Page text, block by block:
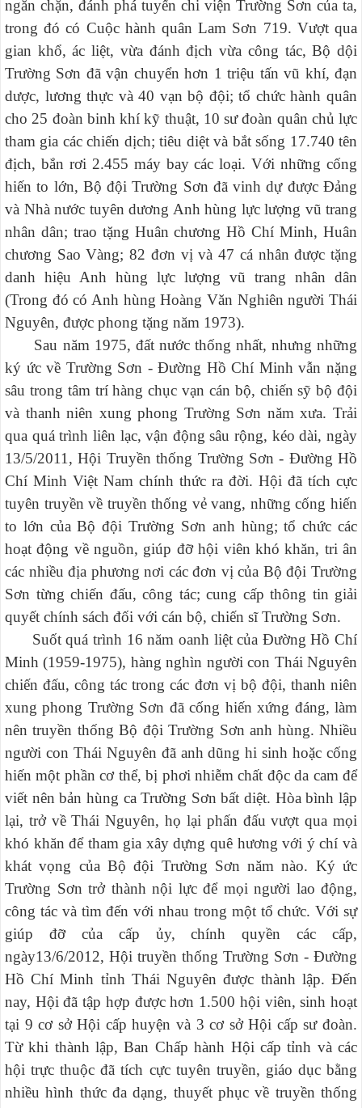
ngăn chặn, đánh phá tuyến chi viện Trường Sơn của ta,
trong đó có Cuộc hành quân Lam Sơn 719. Vượt qua
gian khổ, ác liệt, vừa đánh địch vừa công tác, Bộ dội
Trường Sơn đã vận chuyển hơn 1 triệu tấn vũ khí, đạn
dược, lương thực và 40 vạn bộ đội; tổ chức hành quân
cho 25 đoàn binh khí kỹ thuật, 10 sư đoàn quân chủ lực
tham gia các chiến dịch; tiêu diệt và bắt sống 17.740 tên
địch, bắn rơi 2.455 máy bay các loại. Với những cống
hiến to lớn, Bộ đội Trường Sơn đã vinh dự được Đảng
và Nhà nước tuyên dương Anh hùng lực lượng vũ trang
nhân dân; trao tặng Huân chương Hồ Chí Minh, Huân
chương Sao Vàng; 82 đơn vị và 47 cá nhân được tặng
danh hiệu Anh hùng lực lượng vũ trang nhân dân
(Trong đó có Anh hùng Hoàng Văn Nghiên người Thái
Nguyên, được phong tặng năm 1973).
Sau năm 1975, đất nước thống nhất, nhưng những
ký ức về Trường Sơn - Đường Hồ Chí Minh vẫn nặng
sâu trong tâm trí hàng chục vạn cán bộ, chiến sỹ bộ đội
và thanh niên xung phong Trường Sơn năm xưa. Trải
qua quá trình liên lạc, vận động sâu rộng, kéo dài, ngày
13/5/2011, Hội Truyền thống Trường Sơn - Đường Hồ
Chí Minh Việt Nam chính thức ra đời. Hội đã tích cực
tuyên truyền về truyền thống vẻ vang, những cống hiến
to lớn của Bộ đội Trường Sơn anh hùng; tổ chức các
hoạt động về nguồn, giúp đỡ hội viên khó khăn, tri ân
các nhiều địa phương nơi các đơn vị của Bộ đội Trường
Sơn từng chiến đấu, công tác; cung cấp thông tin giải
quyết chính sách đối với cán bộ, chiến sĩ Trường Sơn.
Suốt quá trình 16 năm oanh liệt của Đường Hồ Chí
Minh (1959-1975), hàng nghìn người con Thái Nguyên
chiến đấu, công tác trong các đơn vị bộ đội, thanh niên
xung phong Trường Sơn đã cống hiến xứng đáng, làm
nên truyền thống Bộ đội Trường Sơn anh hùng. Nhiều
người con Thái Nguyên đã anh dũng hi sinh hoặc cống
hiến một phần cơ thể, bị phơi nhiễm chất độc da cam để
viết nên bản hùng ca Trường Sơn bất diệt. Hòa bình lập
lại, trở về Thái Nguyên, họ lại phấn đấu vượt qua mọi
khó khăn để tham gia xây dựng quê hương với ý chí và
khát vọng của Bộ đội Trường Sơn năm nào. Ký ức
Trường Sơn trở thành nội lực để mọi người lao động,
công tác và tìm đến với nhau trong một tổ chức. Với sự
giúp đỡ của cấp ủy, chính quyền các cấp,
ngày13/6/2012, Hội truyền thống Trường Sơn - Đường
Hồ Chí Minh tỉnh Thái Nguyên được thành lập. Đến
nay, Hội đã tập hợp được hơn 1.500 hội viên, sinh hoạt
tại 9 cơ sở Hội cấp huyện và 3 cơ sở Hội cấp sư đoàn.
Từ khi thành lập, Ban Chấp hành Hội cấp tỉnh và các
hội trực thuộc đã tích cực tuyên truyền, giáo dục bằng
nhiều hình thức đa dạng, thuyết phục về truyền thống